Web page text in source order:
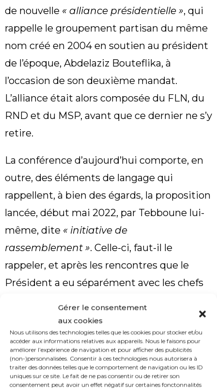
Gérer le consentement
aux cookies
Nous utilisons des technologies telles que les cookies pour stocker et/ou
accéder aux informations relatives aux appareils. Nous le faisons pour
améliorer l’expérience de navigation et pour afficher des publicités
(non-)personnalisées. Consentir à ces technologies nous autorisera à
traiter des données telles que le comportement de navigation ou les ID
uniques sur ce site. Le fait de ne pas consentir ou de retirer son
consentement peut avoir un effet négatif sur certaines fonctonnalités
de nouvelle « alliance présidentielle », qui
rappelle le groupement partisan du même
nom créé en 2004 en soutien au président
de l’époque, Abdelaziz Bouteflika, à
l’occasion de son deuxième mandat.
L’alliance était alors composée du FLN, du
RND et du MSP, avant que ce dernier ne s’y
retire.
La conférence d’aujourd’hui comporte, en
outre, des éléments de langage qui
rappellent, à bien des égards, la proposition
lancée, début mai 2022, par Tebboune lui-
même, dite « initiative de
rassemblement ». Celle-ci, faut-il le
rappeler, et après les rencontres que le
Président a eu séparément avec les chefs
devait déboucher sur une
inclusive des partis politiques ». Elle ne
s’est finalement jamais tenue.
L’avenir de cette initiative entre les